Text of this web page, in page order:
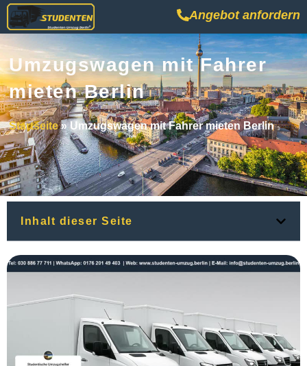
Angebot anfordern
Umzugswagen mit Fahrer
mieten Berlin
Startseite»Umzugswagen mit Fahrer mieten Berlin
Inhalt dieser Seite